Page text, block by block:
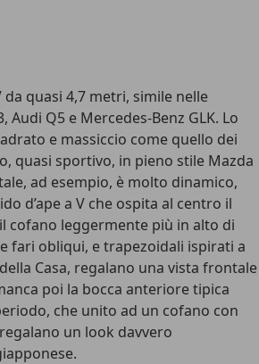
da quasi 4,7 metri, simile nelle
Audi Q5 e Mercedes-Benz GLK. Lo
e massiccio come quello dei
quasi sportivo, in pieno stile Mazda
ad esempio, è molto dinamico,
d’ape a V che ospita al centro il
cofano leggermente più in alto di
fari obliqui, e trapezoidali ispirati a
Casa, regalano una vista frontale
poi la bocca anteriore tipica
che unito ad un cofano con
un look davvero